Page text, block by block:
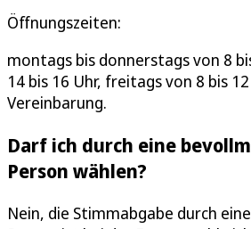
Öffnungszeiten:
montags bis donnerstags von 8
14 bis 16 Uhr, freitags von 8 bis
Vereinbarung.
Darf ich durch eine
Person wählen?
Nein, die Stimmabgabe durch